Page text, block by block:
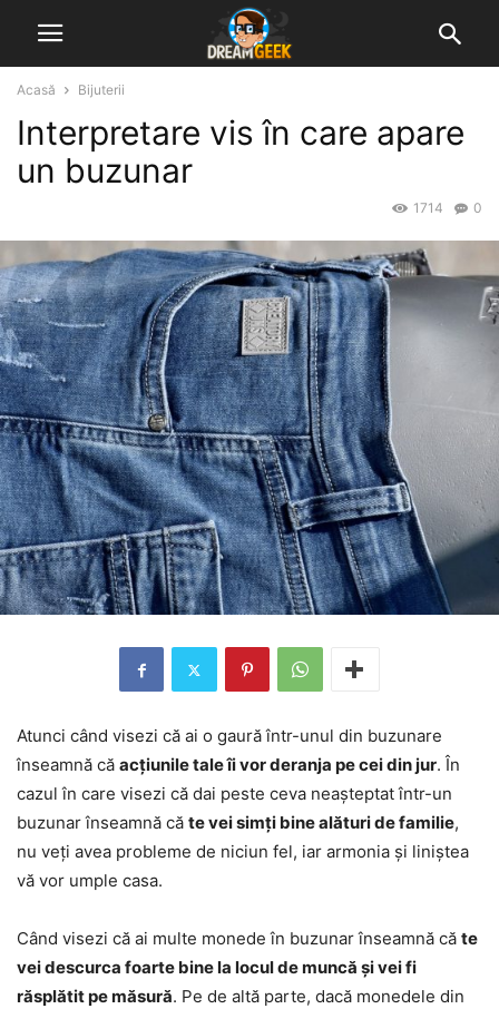
Acasă Bijuterii
Interpretare vis în care apare
un buzunar
0
1714
Atunci când visezi că ai o gaură într-unul din buzunare
înseamnă că acțiunile tale îi vor deranja pe cei din jur. În
cazul în care visezi că dai peste ceva neașteptat într-un
buzunar înseamnă că te vei simți bine alături de familie,
nu veți avea probleme de niciun fel, iar armonia și liniștea
vă vor umple casa.
Când visezi că ai multe monede în buzunar înseamnă că te
vei descurca foarte bine la locul de muncă și vei fi
răsplătit pe măsură. Pe de altă parte, dacă monedele din